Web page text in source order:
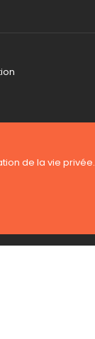
de la vie privée.